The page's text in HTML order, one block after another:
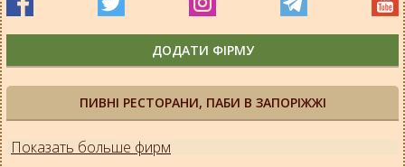
ПИВНІ РЕСТОРАНИ, ПАБИ В ЗАПОРІЖЖІ
Показать больше фирм
ДОДАТИ ФІРМУ